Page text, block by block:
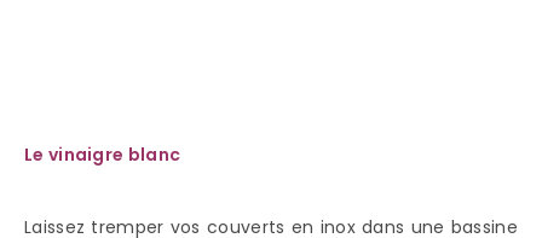
Le vinaigre blanc
Laissez tremper vos couverts en inox dans une bassine